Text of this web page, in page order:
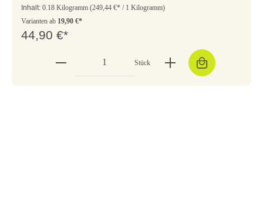
Inhalt: 0.18 Kilogramm (249,44 €* / 1 Kilogramm)
Varianten ab 19,90 €*
44,90 €*
Stück